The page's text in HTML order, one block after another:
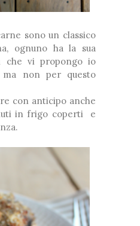
sono un classico
ognuno ha la sua
che vi propongo io
ma non per questo
con anticipo anche
in frigo coperti e